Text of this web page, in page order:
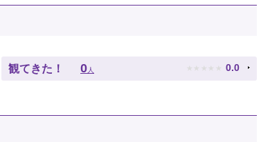
観てきた！ 0 人 ★ ★ ★ ★ ★ 0.0